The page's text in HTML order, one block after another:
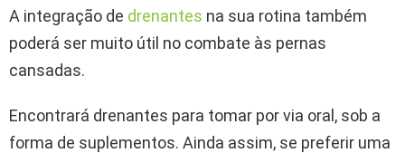
A integração de drenantes na sua rotina também
poderá ser muito útil no combate às pernas
cansadas.
Encontrará drenantes para tomar por via oral, sob a
forma de suplementos. Ainda assim, se preferir uma